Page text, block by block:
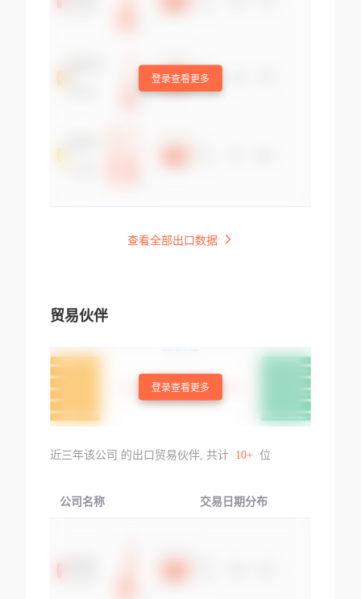
登录查看更多
查看全部出口数据
贸易伙伴
登录查看更多
近三年该公司 的出口贸易伙伴, 共计 10+ 位
公司名称 交易日期分布